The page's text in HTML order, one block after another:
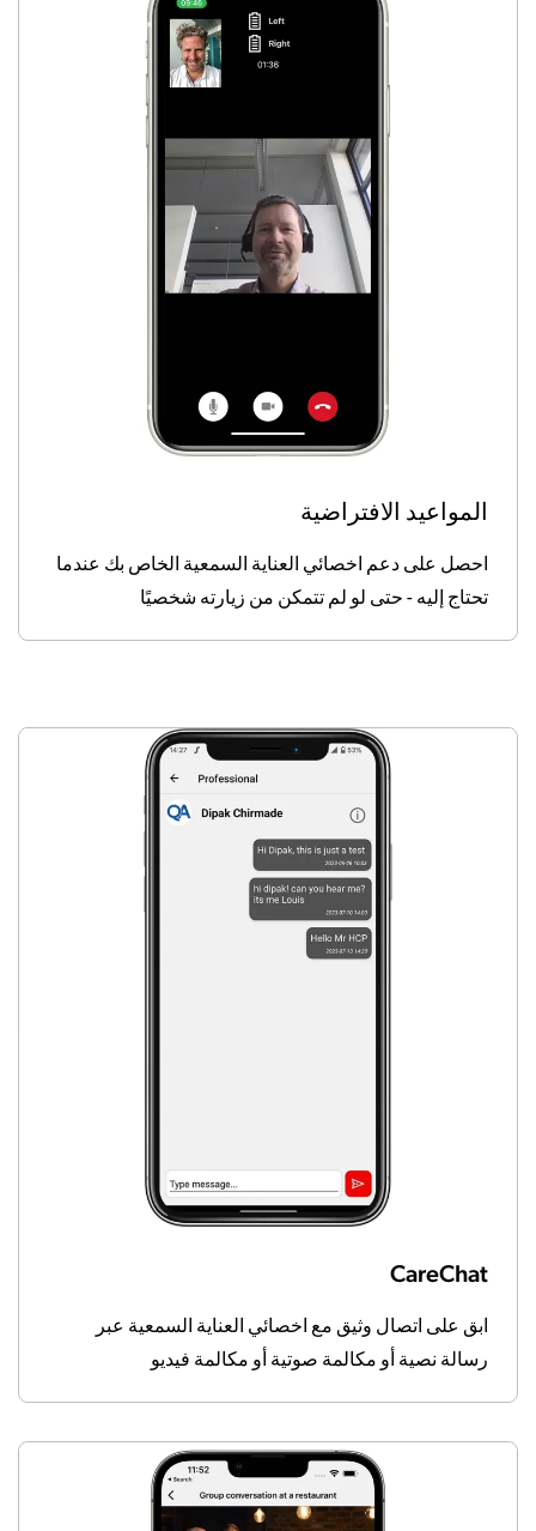
المواعيد الافتراضية
احصل على دعم اخصائي العناية السمعية الخاص بك عندما
تحتاج إليه - حتى لو لم تتمكن من زيارته شخصيًا
CareChat
ابق على اتصال وثيق مع اخصائي العناية السمعية عبر
رسالة نصية أو مكالمة صوتية أو مكالمة فيديو